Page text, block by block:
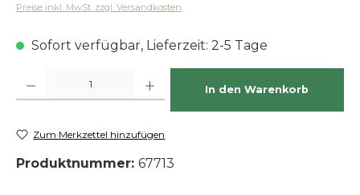
Preise inkl. MwSt. zzgl. Versandkosten
Sofort verfügbar, Lieferzeit: 2-5 Tage
In den Warenkorb
Zum Merkzettel hinzufügen
Produktnummer: 67713